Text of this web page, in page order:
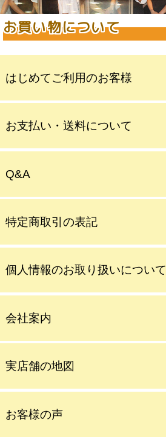
お買い物について
はじめてご利用のお客様
お支払い・送料について
Q&A
特定商取引の表記
個人情報のお取り扱いについて
会社案内
実店舗の地図
お客様の声